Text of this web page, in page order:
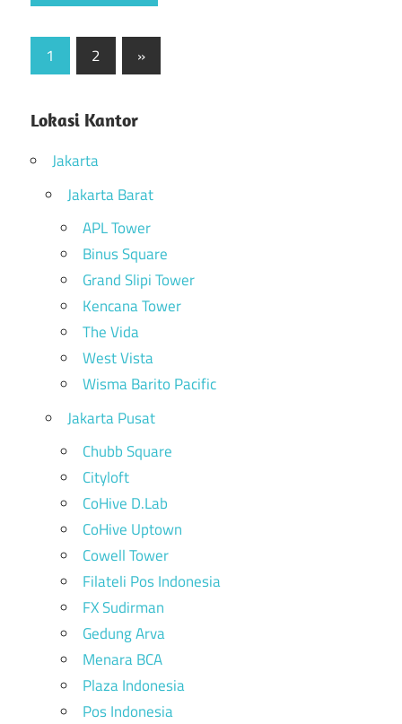
Posts
navigation
1 2
Next
Posts
»
Lokasi Kantor
Jakarta
Jakarta Barat
APL Tower
Binus Square
Grand Slipi Tower
Kencana Tower
The Vida
West Vista
Wisma Barito Pacific
Jakarta Pusat
Chubb Square
Cityloft
CoHive D.Lab
CoHive Uptown
Cowell Tower
Filateli Pos Indonesia
FX Sudirman
Gedung Arva
Menara BCA
Plaza Indonesia
Pos Indonesia